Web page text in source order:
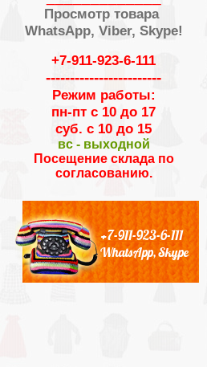
Просмотр товара
WhatsApp, Viber, Skype!
+7-911-923-6-111
------------------------
Режим работы:
пн-пт с 10 до 17
суб. с 10 до 15
вс - выходной
Посещение склада по
согласованию.
+7-911-923-6-111
WhatsApp, Skype